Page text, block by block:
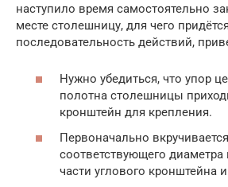
наступило время самостоятельно
месте столешницу, для чего
последовательность действий,
Нужно убедиться, что упор
полотна столешницы
кронштейн для крепления.
Первоначально
соответствующего
части углового кронштейна